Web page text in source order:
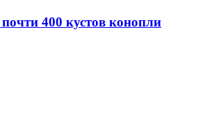
400 кустов конопли